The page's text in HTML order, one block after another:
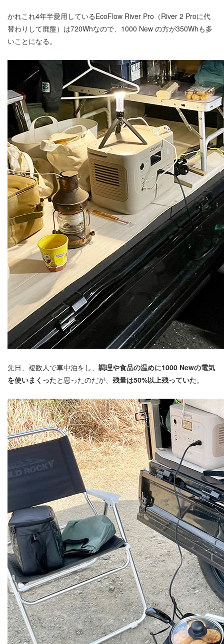
かれこれ4年半愛用しているEcoFlow River Pro（River 2 Proに代
替わりして廃盤）は720Whなので、1000 New の方が350Whも多
いことになる。
先日、複数人で車中泊をし、 調理や食品の温めに1000 Newの電気
を使いまくったと思ったのだが、 残量は50%以上残っていた。